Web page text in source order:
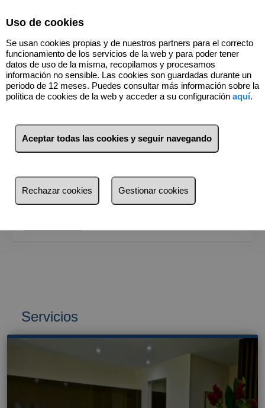
Inmuebles en venta
Provincia
Madrid (1)
Busca por referencia, precio, tipo...
Servicios
Uso de cookies
Se usan cookies propias y de nuestros partners para el correcto
funcionamiento de los servicios de la web y para poder tener
datos de uso de la misma, recopilamos y procesamos
información no sensible. Las cookies son guardadas durante un
periodo de 12 meses. Puedes consultar más información sobre la
política de cookies de la web y acceder a su configuración aquí.
Aceptar todas las cookies y seguir navegando
Rechazar cookies Gestionar cookies